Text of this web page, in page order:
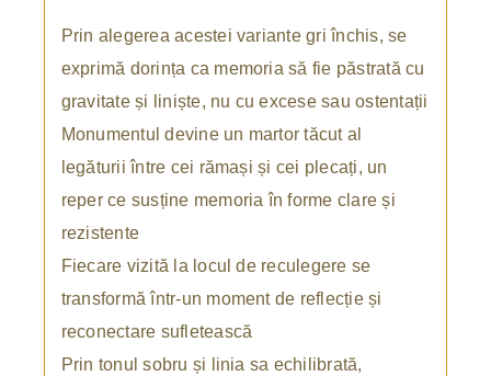
Prin alegerea acestei variante gri închis, se
exprimă dorința ca memoria să fie păstrată cu
gravitate și liniște, nu cu excese sau ostentații
Monumentul devine un martor tăcut al
legăturii între cei rămași și cei plecați, un
reper ce susține memoria în forme clare și
rezistente
Fiecare vizită la locul de reculegere se
transformă într-un moment de reflecție și
reconectare sufletească
Prin tonul sobru și linia sa echilibrată,